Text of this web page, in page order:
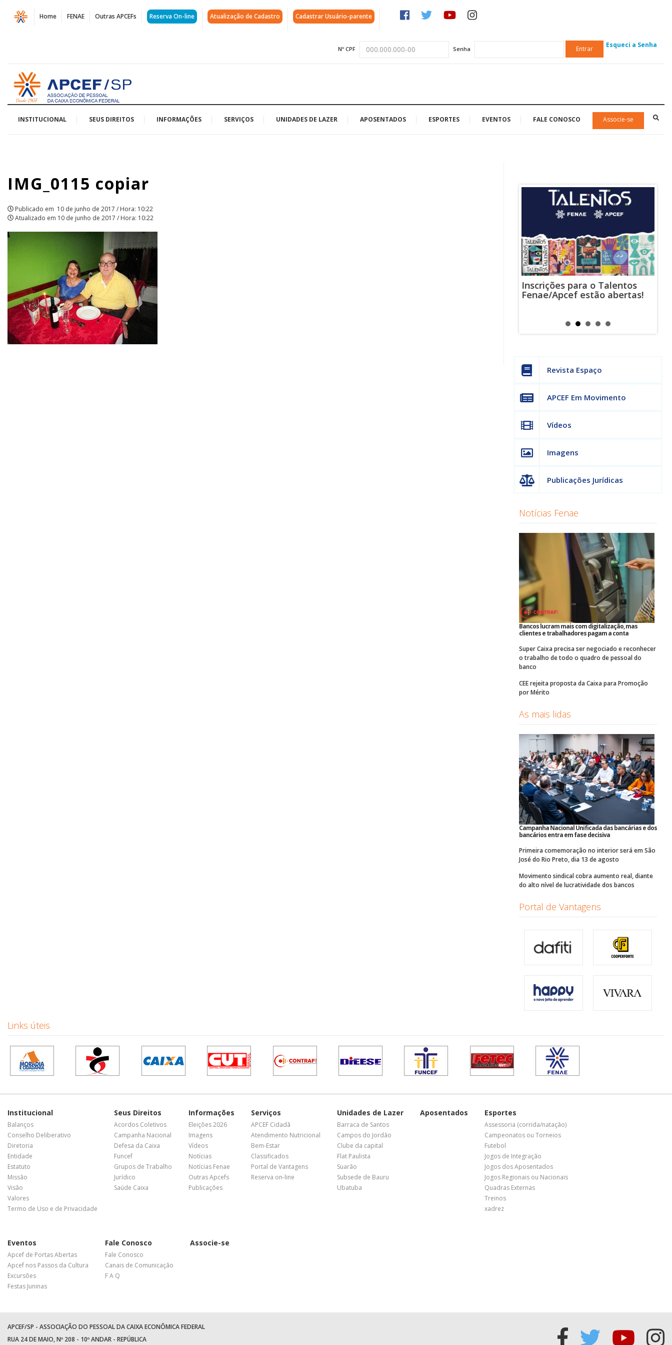
Página
IMG_0115
APCEF/SP
Home FENAE Outras APCEFs Reserva On-line Atualização de Cadastro Cadastrar Usuário-parente
Nº CPF Senha Entrar Esqueci a Senha
Acessar
página
inicial
INSTITUCIONAL SEUS DIREITOS INFORMAÇÕES SERVIÇOS UNIDADES DE LAZER APOSENTADOS ESPORTES EVENTOS FALE CONOSCO Associe-se
IMG_0115 copiar
Publicado em 10 de junho de 2017 / Hora: 10:22
Atualizado em 10 de junho de 2017 / Hora: 10:22
Inscrições para o Talentos
Fenae/Apcef estão abertas!
Revista Espaço
APCEF Em Movimento
Vídeos
Imagens
Publicações Jurídicas
Notícias Fenae
Bancos lucram mais com digitalização, mas
clientes e trabalhadores pagam a conta
Super Caixa precisa ser negociado e reconhecer
o trabalho de todo o quadro de pessoal do
banco
CEE rejeita proposta da Caixa para Promoção
por Mérito
As mais lidas
Campanha Nacional Unificada das bancárias e dos
bancários entra em fase decisiva
Primeira comemoração no interior será em São
José do Rio Preto, dia 13 de agosto
Movimento sindical cobra aumento real, diante
do alto nível de lucratividade dos bancos
Portal de Vantagens
Links úteis
Institucional
Balanços
Conselho Deliberativo
Diretoria
Entidade
Estatuto
Missão
Visão
Valores
Termo de Uso e de Privacidade
Seus Direitos
Acordos Coletivos
Campanha Nacional
Defesa da Caixa
Funcef
Grupos de Trabalho
Jurídico
Saúde Caixa
Informações
Eleições 2026
Imagens
Vídeos
Notícias
Notícias Fenae
Outras Apcefs
Publicações
Serviços
APCEF Cidadã
Atendimento Nutricional
Bem-Estar
Classificados
Portal de Vantagens
Reserva on-line
Unidades de Lazer
Barraca de Santos
Campos do Jordão
Clube da capital
Flat Paulista
Suarão
Subsede de Bauru
Ubatuba
Aposentados Esportes
Assessoria (corrida/natação)
Campeonatos ou Torneios
Futebol
Jogos de Integração
Jogos dos Aposentados
Jogos Regionais ou Nacionais
Quadras Externas
Treinos
xadrez
Eventos
Apcef de Portas Abertas
Apcef nos Passos da Cultura
Excursões
Festas Juninas
Fale Conosco
Fale Conosco
Canais de Comunicação
F A Q
Associe-se
APCEF/SP - ASSOCIAÇÃO DO PESSOAL DA CAIXA ECONÔMICA FEDERAL
RUA 24 DE MAIO, Nº 208 - 10º ANDAR - REPÚBLICA
Acessar
Acessar